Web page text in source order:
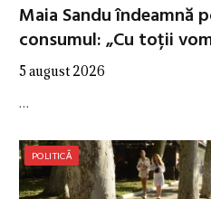
Maia Sandu îndeamnă
consumul: „Cu toții
5 august 2026
…
POLITICĂ